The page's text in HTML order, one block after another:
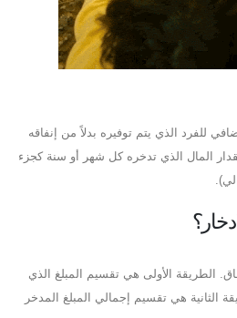
للفرد الذي يتم توفيره بدلاً من إنفاقه
المال الذي تدخره كل شهر أو سنة كجزء
الطريقة الأولى هي تقسيم المبلغ الذي
الثانية هي تقسيم إجمالي المبلغ المدخر